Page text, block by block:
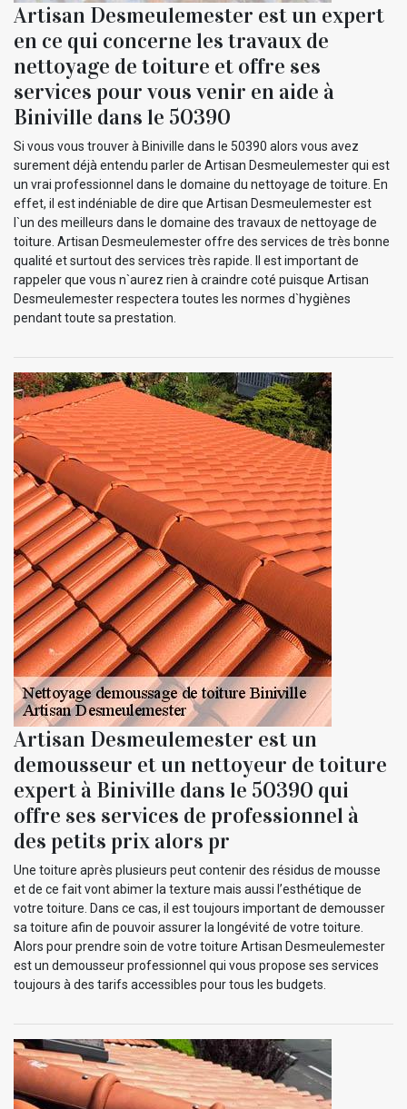
Artisan Desmeulemester est un expert
en ce qui concerne les travaux de
nettoyage de toiture et offre ses
services pour vous venir en aide à
Biniville dans le 50390
Si vous vous trouver à Biniville dans le 50390 alors vous avez
surement déjà entendu parler de Artisan Desmeulemester qui est
un vrai professionnel dans le domaine du nettoyage de toiture. En
effet, il est indéniable de dire que Artisan Desmeulemester est
l`un des meilleurs dans le domaine des travaux de nettoyage de
toiture. Artisan Desmeulemester offre des services de très bonne
qualité et surtout des services très rapide. Il est important de
rappeler que vous n`aurez rien à craindre coté puisque Artisan
Desmeulemester respectera toutes les normes d`hygiènes
pendant toute sa prestation.
Artisan Desmeulemester est un
demousseur et un nettoyeur de toiture
expert à Biniville dans le 50390 qui
offre ses services de professionnel à
des petits prix alors pr
Une toiture après plusieurs peut contenir des résidus de mousse
et de ce fait vont abimer la texture mais aussi l’esthétique de
votre toiture. Dans ce cas, il est toujours important de demousser
sa toiture afin de pouvoir assurer la longévité de votre toiture.
Alors pour prendre soin de votre toiture Artisan Desmeulemester
est un demousseur professionnel qui vous propose ses services
toujours à des tarifs accessibles pour tous les budgets.